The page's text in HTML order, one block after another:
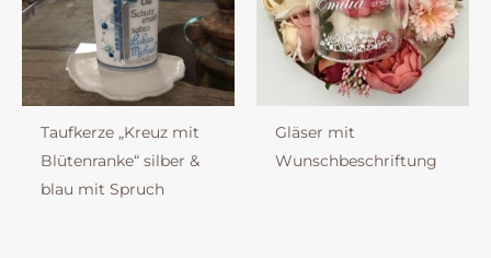
Taufkerze „Kreuz mit
Blütenranke“ silber &
blau mit Spruch
Gläser mit
Wunschbeschriftung